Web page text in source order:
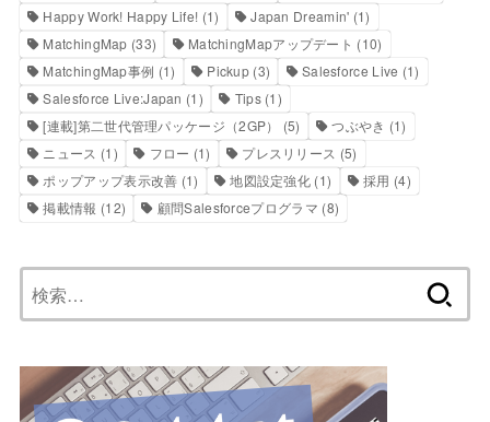
Happy Work! Happy Life! (1) Japan Dreamin' (1)
MatchingMap (33) MatchingMapアップデート (10)
MatchingMap事例 (1) Pickup (3) Salesforce Live (1)
Salesforce Live:Japan (1) Tips(1)
[連載]第二世代管理パッケージ（2GP）
(5) つぶやき (1)
ニュース (1) フロー (1) プレスリリース (5)
ポップアップ表示改善 (1) 地図設定強化 (1) 採用 (4)
掲載情報 (12) 顧問Salesforceプログラマ (8)
索: